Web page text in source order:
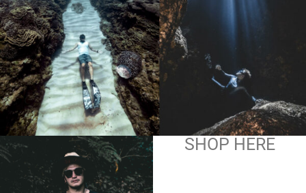
SHOP HERE